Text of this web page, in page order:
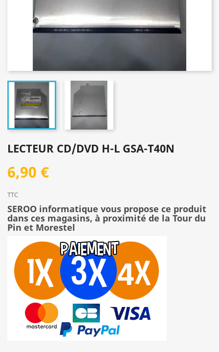
LECTEUR CD/DVD H-L GSA-T40N
6,90 €
TTC
SEROO informatique vous propose ce produit
dans ces magasins, à proximité de la Tour du
Pin et Morestel